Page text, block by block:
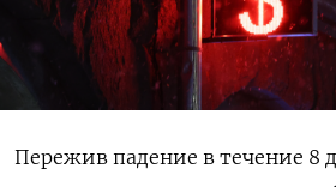
Пережив падение в течение 8